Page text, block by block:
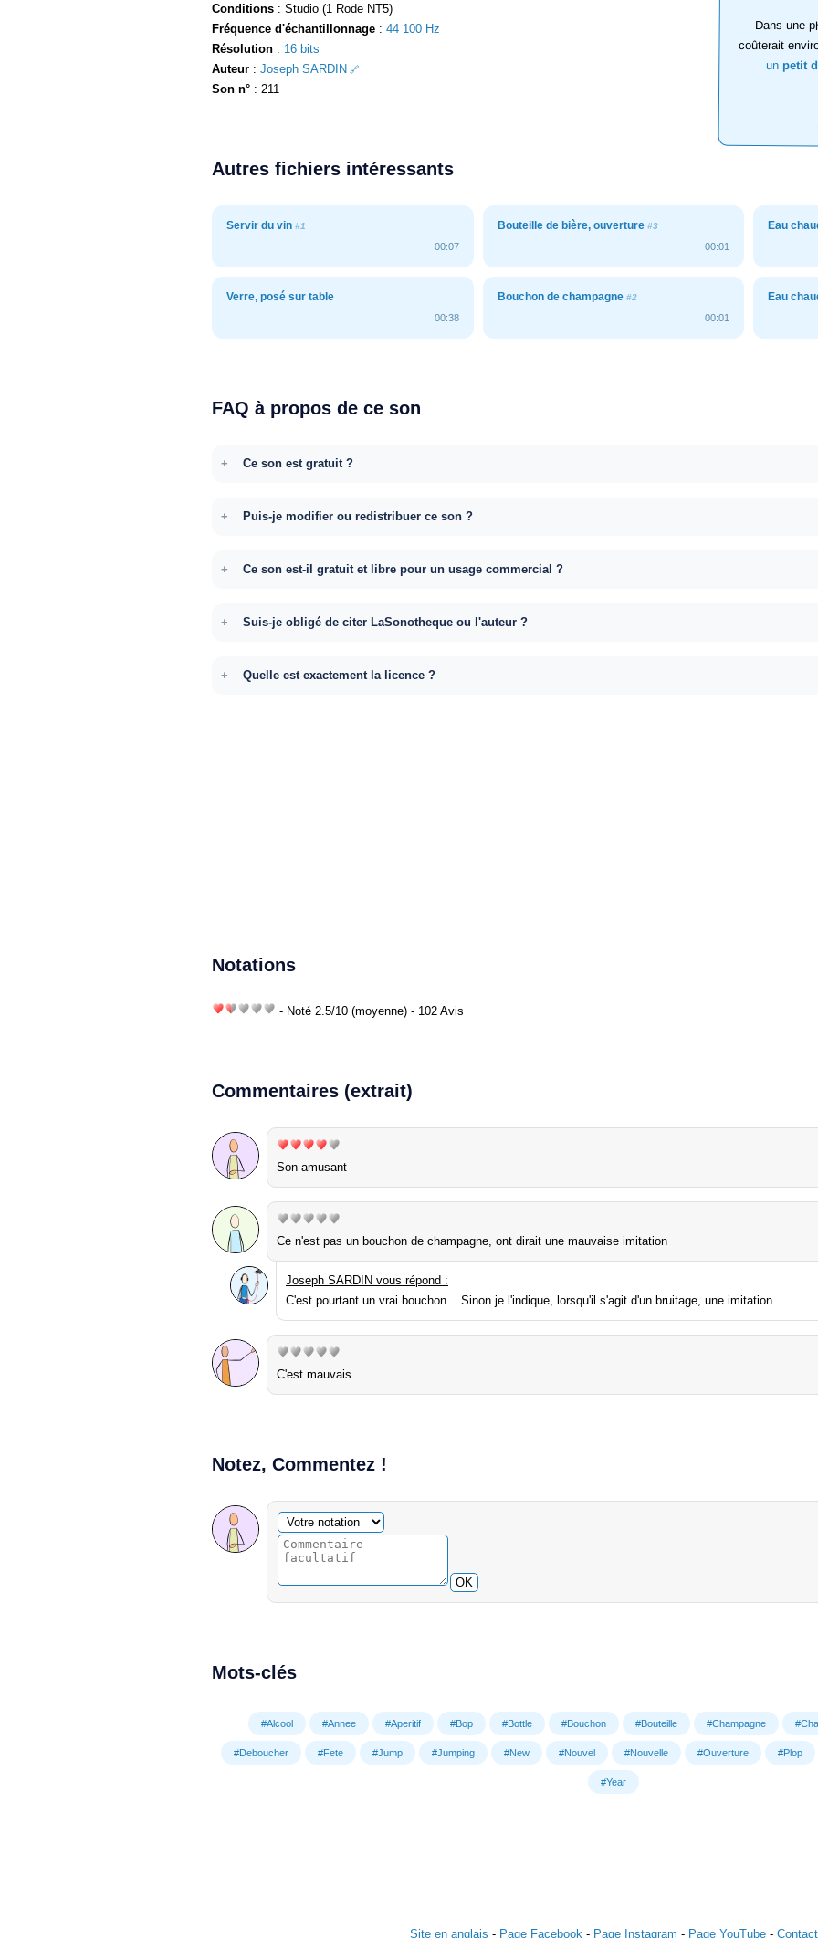
Dans une
coûterait
un petit
Conditions : Studio (1 Rode NT5)
Fréquence d'échantillonnage : 44 100 Hz
Résolution : 16 bits
Auteur : Joseph SARDIN
Son n° : 211
Autres fichiers intéressants
Servir du vin #1
00:07
Bouteille de bière, ouverture #3
00:01
Eau
Verre, posé sur table
00:38
Bouchon de champagne #2
00:01
Eau
FAQ à propos de ce son
Ce son est gratuit ?
Puis-je modifier ou redistribuer ce son ?
Ce son est-il gratuit et libre pour un usage commercial ?
Suis-je obligé de citer LaSonotheque ou l'auteur ?
Quelle est exactement la licence ?
Notations
- Noté 2.5/10 (moyenne) - 102 Avis
Commentaires (extrait)
Son amusant
Ce n'est pas un bouchon de champagne, ont dirait une mauvaise imitation
Joseph SARDIN vous répond :
C'est pourtant un vrai bouchon... Sinon je l'indique, lorsqu'il s'agit d'un bruitage, une imitation.
C'est mauvais
Notez, Commentez !
Commentaire facultatif
Votre notation
OK
Mots-clés
#Alcool #Annee #Aperitif #Bop #Bottle #Bouchon #Bouteille #Champagne
#Deboucher #Fete #Jump #Jumping #New #Nouvel #Nouvelle #Ouverture #Plop
#Year
Site en anglais - Page Facebook - Page Instagram - Page YouTube- Contact